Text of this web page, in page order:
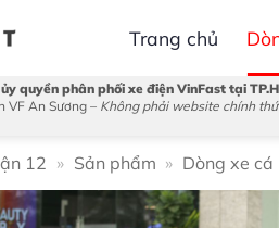
Trang chủ
quyền phân phối xe điện VinFast tại
VF An Sương – Không phải website chính
12 » Sản phẩm » Dòng xe cá